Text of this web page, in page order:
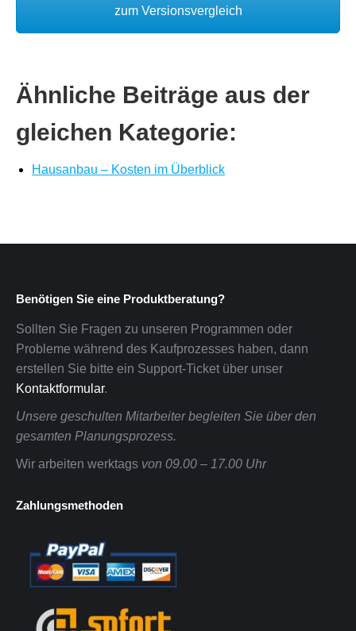
zum Versionsvergleich
Ähnliche Beiträge aus der
gleichen Kategorie:
Hausanbau – Kosten im Überblick
Benötigen Sie eine Produktberatung?
Sollten Sie Fragen zu unseren Programmen oder
Probleme während des Kaufprozesses haben, dann
erstellen Sie bitte ein Support-Ticket über unser
Kontaktformular.
Unsere geschulten Mitarbeiter begleiten Sie über den
gesamten Planungsprozess.
Wir arbeiten werktags von 09.00 – 17.00 Uhr
Zahlungsmethoden